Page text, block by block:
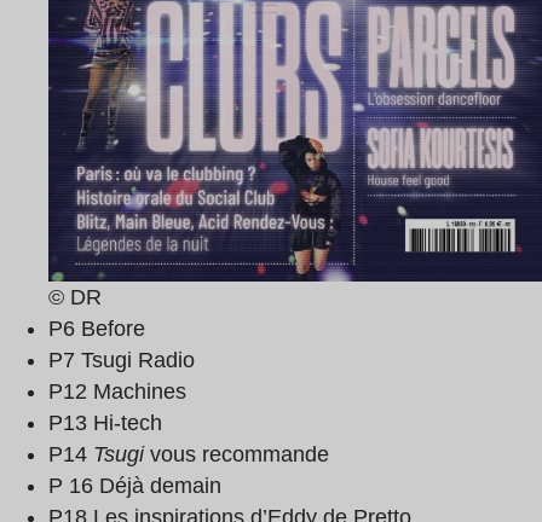
© DR
P6 Before
P7 Tsugi Radio
P12 Machines
P13 Hi-tech
P14 Tsugi vous recommande
P 16 Déjà demain
P18 Les inspirations d’Eddy de Pretto